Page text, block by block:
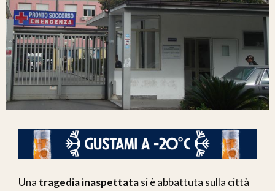
Una tragedia inaspettatasi è abbattuta sulla città